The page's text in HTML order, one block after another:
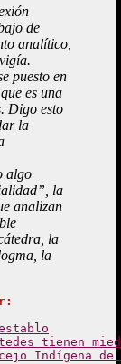
de
analítico,
puesto en
es una
Digo esto
la
algo
la
analizan
la
la
tienen
Indígena de